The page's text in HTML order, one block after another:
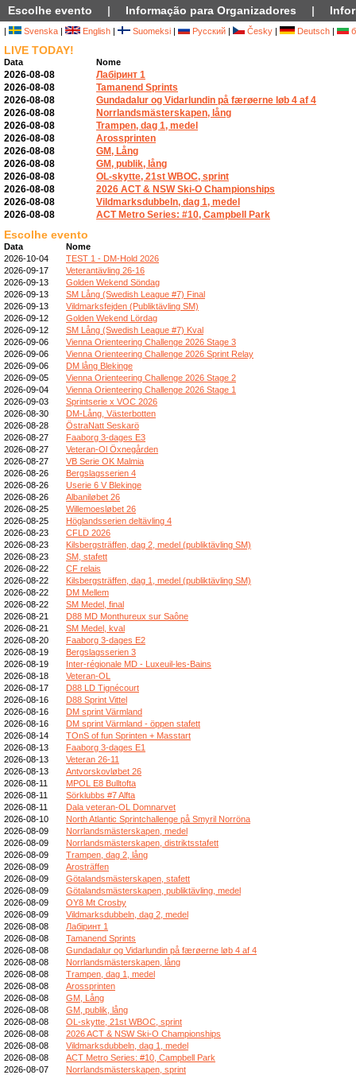
Escolhe evento | Informação para Organizadores |
| Svenska | English | Suomeksi | Русский | Česky | Deutsch |
LIVE TODAY!
Data Nome
2026-08-08
Лабіринт 1
2026-08-08
Tamanend Sprints
2026-08-08
Gundadalur og Vidarlundin på færøerne løb 4 af 4
2026-08-08
Norrlandsmästerskapen, lång
2026-08-08
Trampen, dag 1, medel
2026-08-08
Arossprinten
2026-08-08
GM, Lång
2026-08-08
GM, publik, lång
2026-08-08
OL-skytte, 21st WBOC, sprint
2026-08-08
2026 ACT & NSW Ski-O Championships
2026-08-08
Vildmarksdubbeln, dag 1, medel
2026-08-08
ACT Metro Series: #10, Campbell Park
Escolhe evento
Data
Nome
2026-10-04
TEST 1 - DM-Hold 2026
2026-09-17
Veterantävling 26-16
2026-09-13
Golden Wekend Söndag
2026-09-13
SM Lång (Swedish League #7) Final
2026-09-13
Vildmarksfejden (Publiktävling SM)
2026-09-12
Golden Wekend Lördag
2026-09-12
SM Lång (Swedish League #7) Kval
2026-09-06
Vienna Orienteering Challenge 2026 Stage 3
2026-09-06
Vienna Orienteering Challenge 2026 Sprint Relay
2026-09-06
DM lång Blekinge
2026-09-05
Vienna Orienteering Challenge 2026 Stage 2
2026-09-04
Vienna Orienteering Challenge 2026 Stage 1
2026-09-03
Sprintserie x VOC 2026
2026-08-30
DM-Lång, Västerbotten
2026-08-28
ÖstraNatt Seskarö
2026-08-27
Faaborg 3-dages E3
2026-08-27
Veteran-Ol Öxnegården
2026-08-27
VB Serie OK Malmia
2026-08-26
Bergslagsserien 4
2026-08-26
Userie 6 V Blekinge
2026-08-26
Albaniløbet 26
2026-08-25
Willemoesløbet 26
2026-08-25
Höglandsserien deltävling 4
2026-08-23
CFLD 2026
2026-08-23
Kilsbergsträffen, dag 2, medel (publiktävling SM)
2026-08-23
SM, stafett
2026-08-22
CF relais
2026-08-22
Kilsbergsträffen, dag 1, medel (publiktävling SM)
2026-08-22
DM Mellem
2026-08-22
SM Medel, final
2026-08-21
D88 MD Monthureux sur Saône
2026-08-21
SM Medel, kval
2026-08-20
Faaborg 3-dages E2
2026-08-19
Bergslagsserien 3
2026-08-19
Inter-régionale MD - Luxeuil-les-Bains
2026-08-18
Veteran-OL
2026-08-17
D88 LD Tignécourt
2026-08-16
D88 Sprint Vittel
2026-08-16
DM sprint Värmland
2026-08-16
DM sprint Värmland - öppen stafett
2026-08-14
TOnS of fun Sprinten + Masstart
2026-08-13
Faaborg 3-dages E1
2026-08-13
Veteran 26-11
2026-08-13
Antvorskovløbet 26
2026-08-11
MPOL E8 Bulltofta
2026-08-11
Sörklubbs #7 Alfta
2026-08-11
Dala veteran-OL Domnarvet
2026-08-10
North Atlantic Sprintchallenge på Smyril Norröna
2026-08-09
Norrlandsmästerskapen, medel
2026-08-09
Norrlandsmästerskapen, distriktsstafett
2026-08-09
Trampen, dag 2, lång
2026-08-09
Arosträffen
2026-08-09
Götalandsmästerskapen, stafett
2026-08-09
Götalandsmästerskapen, publiktävling, medel
2026-08-09
OY8 Mt Crosby
2026-08-09
Vildmarksdubbeln, dag 2, medel
2026-08-08
Лабіринт 1
2026-08-08
Tamanend Sprints
2026-08-08
Gundadalur og Vidarlundin på færøerne løb 4 af 4
2026-08-08
Norrlandsmästerskapen, lång
2026-08-08
Trampen, dag 1, medel
2026-08-08
Arossprinten
2026-08-08
GM, Lång
2026-08-08
GM, publik, lång
2026-08-08
OL-skytte, 21st WBOC, sprint
2026-08-08
2026 ACT & NSW Ski-O Championships
2026-08-08
Vildmarksdubbeln, dag 1, medel
2026-08-08
ACT Metro Series: #10, Campbell Park
2026-08-07
Norrlandsmästerskapen, sprint